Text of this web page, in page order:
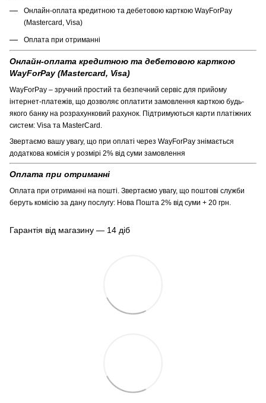
Онлайн-оплата кредитною та дебетовою карткою WayForPay
(Mastercard, Visa)
Оплата при отриманні
Онлайн-оплата кредитною та дебетовою карткою
WayForPay (Mastercard, Visa)
WayForPay – зручний простий та безпечний сервіс для прийому
інтернет-платежів, що дозволяє оплатити замовлення карткою будь-
якого банку на розрахунковий рахунок. Підтримуються карти платіжних
систем: Visa та MasterCard.
Звертаємо вашу увагу, що при оплаті через WayForPay знімається
додаткова комісія у розмірі 2% від суми замовлення
Оплата при отриманні
Оплата при отриманні на пошті. Звертаємо увагу, що поштові служби
беруть комісію за дану послугу: Нова Пошта 2% від суми + 20 грн.
Гарантія від магазину — 14 діб